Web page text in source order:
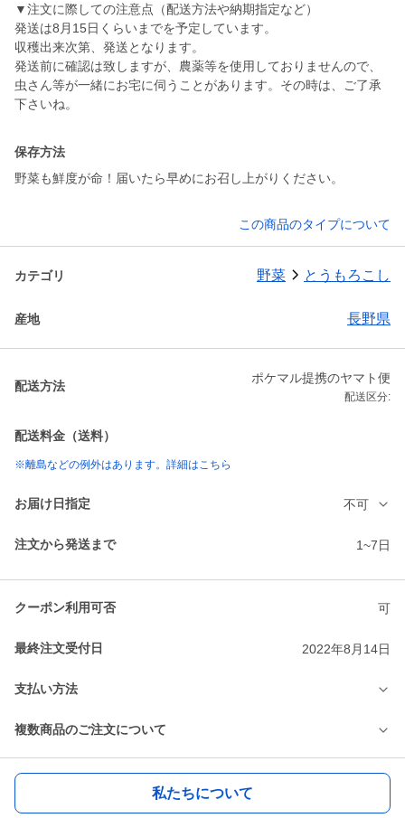
▼注文に際しての注意点（配送方法や納期指定など）
発送は8月15日くらいまでを予定しています。
収穫出来次第、発送となります。
発送前に確認は致しますが、農薬等を使用しておりませんので、
虫さん等が一緒にお宅に伺うことがあります。その時は、ご了承
下さいね。
保存方法
野菜も鮮度が命！届いたら早めにお召し上がりください。
この商品のタイプについて
カテゴリ 野菜 とうもろこし
産地 長野県
配送方法
ポケマル提携のヤマト便
配送区分:
配送料金（送料）
※離島などの例外はあります。詳細はこちら
お届け日指定 不可
注文から発送まで 1~7日
クーポン利用可否 可
最終注文受付日 2022年8月14日
支払い方法
複数商品のご注文について
私たちについて